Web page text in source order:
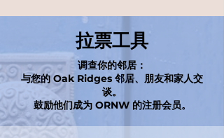
拉票工具
调查你的邻居：
与您的 Oak Ridges 邻居、朋友和家人交
谈。
鼓励他们成为 ORNW 的注册会员。